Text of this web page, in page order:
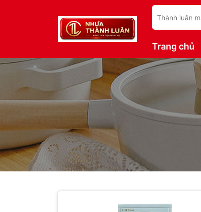
Trang chủ